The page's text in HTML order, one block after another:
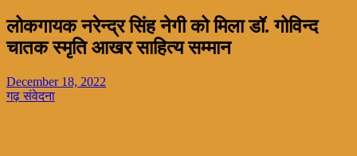
लोकगायक नरेन्द्र सिंह नेगी को मिला डॉ. गोविन्द
चातक स्मृति आखर साहित्य सम्मान
December 18, 2022
गढ़ संवेदना